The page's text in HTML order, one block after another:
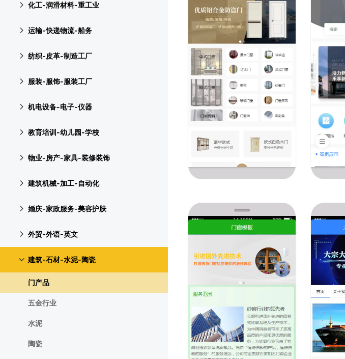
化工-润滑材料-重工业
运输-快递物流-船务
纺织-皮革-制造工厂
服装-服饰-服装工厂
机电设备-电子-仪器
教育培训-幼儿园-学校
物业-房产-家具-装修装饰
建筑机械-加工-自动化
婚庆-家政服务-美容护肤
外贸-外语-英文
建筑-石材-水泥-陶瓷
门产品
五金行业
水泥
陶瓷